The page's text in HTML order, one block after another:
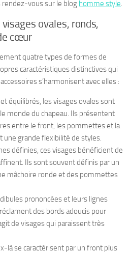
rendez-vous sur le blog homme style.
ovales, ronds,
cœur
quatre types de formes de
caractéristiques distinctives qui
s’harmonisent avec elles :
équilibrés, les visages ovales sont
monde du chapeau. Ils présentent
entre le front, les pommettes et la
une grande flexibilité de styles.
définies, ces visages bénéficient de
Ils sont souvent définis par un
mâchoire ronde et des pommettes
prononcées et leurs lignes
des bords adoucis pour
de visages qui paraissent très
là se caractérisent par un front plus